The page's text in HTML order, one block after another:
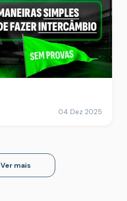
04 Dez 2025
Ver mais